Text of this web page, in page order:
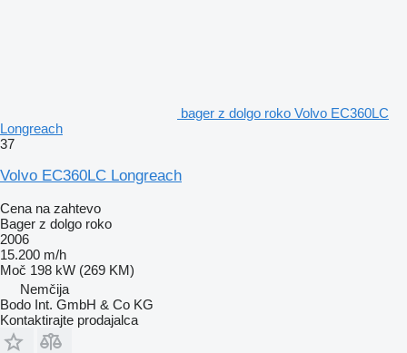
bager z dolgo roko Volvo EC360LC
Longreach
37
Volvo EC360LC Longreach
Cena na zahtevo
Bager z dolgo roko
2006
15.200 m/h
Moč 198 kW (269 KM)
Nemčija
Bodo Int. GmbH & Co KG
Kontaktirajte prodajalca